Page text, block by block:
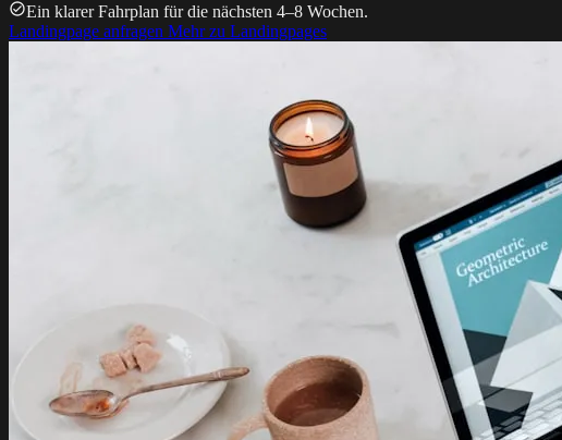
Ein klarer Fahrplan für die nächsten 4–8 Wochen.
Landingpage anfragen Mehr zu Landingpages